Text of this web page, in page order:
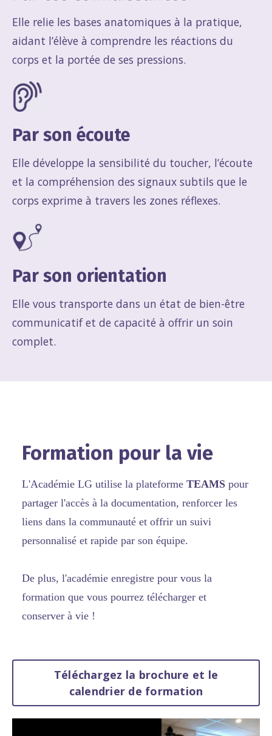
Elle relie les bases anatomiques à la pratique,
aidant l’élève à comprendre les réactions du
corps et la portée de ses pressions.
Par son écoute
Elle développe la sensibilité du toucher, l’écoute
et la compréhension des signaux subtils que le
corps exprime à travers les zones réflexes.
Par son orientation
Elle vous transporte dans un état de bien-être
communicatif et de capacité à offrir un soin
complet.
Formation pour la vie
L'Académie LG utilise la plateforme TEAMS pour
partager l'accès à la documentation, renforcer les
liens dans la communauté et offrir un suivi
personnalisé et rapide par son équipe.
De plus, l'académie enregistre pour vous la
formation que vous pourrez télécharger et
conserver à vie !
Téléchargez la brochure et le
calendrier de formation